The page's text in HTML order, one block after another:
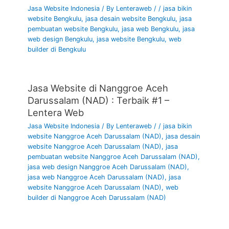
Sulawesi Utara, harga jasa pembuatan website Sulawesi
Utara, jasa desain website profesional Sulawesi Utara, jasa
maintenance website murah Sulawesi Utara, jasa pembuatan
marketplace Sulawesi Utara, jasa pembuatan website umkm
Sulawesi Utara, harga jasa web design Sulawesi Utara,
wordpress Sulawesi Utara, harga pembuatan website murah
Sulawesi Utara, jasa pembuatan web wordpress Sulawesi
Utara, jasa redesign website Sulawesi Utara, harga
pembuatan website toko online Sulawesi Utara, biaya desain
website Sulawesi Utara, jasa bikin website toko online
Sulawesi Utara, jasa buat website wordpress Sulawesi Utara,
harga web design Sulawesi Utara, jasa web toko online
Sulawesi Utara, jasa buat website seo Sulawesi Utara, harga
jasa website Sulawesi Utara, jasa website ecommerce
Sulawesi Utara, jasa pembuatan website landing page
Jasa Website Indonesia / By Lenteraweb / /jasa bikin
website Bengkulu,jasa desain website Bengkulu,jasa
pembuatan website Bengkulu,jasa web Bengkulu,jasa
web design Bengkulu,jasa website Bengkulu,web
builder di Bengkulu
Jasa Website di Nanggroe Aceh
Darussalam (NAD) : Terbaik #1 –
Lentera Web
Jasa Website Indonesia / By Lenteraweb//jasa bikin
website Nanggroe Aceh Darussalam (NAD),jasa desain
website Nanggroe Aceh Darussalam (NAD),jasa
pembuatan website Nanggroe Aceh Darussalam (NAD),
jasa web design Nanggroe Aceh Darussalam (NAD),
jasa web Nanggroe Aceh Darussalam (NAD),jasa
website Nanggroe Aceh Darussalam (NAD),web
builder di Nanggroe Aceh Darussalam (NAD)